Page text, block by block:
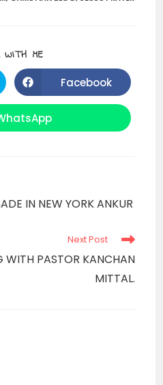
WITH ME
Opens
in
a
Facebook
Opens
in
IN NEW YORK ANKUR
Next Post
WITH PASTOR KANCHAN
MITTAL.